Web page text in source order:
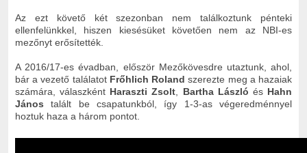
Az ezt követő két szezonban nem találkoztunk pénteki
ellenfelünkkel, hiszen kiesésüket követően nem az NBI-es
mezőnyt erősítették.
A 2016/17-es évadban, először Mezőkövesdre utaztunk, ahol,
bár a vezető találatot Frőhlich Roland szerezte meg a hazaiak
számára, válaszként Haraszti Zsolt, Bartha László és Hahn
János
talált be csapatunkból, így 1-3-as végeredménnyel
hoztuk haza a három pontot.